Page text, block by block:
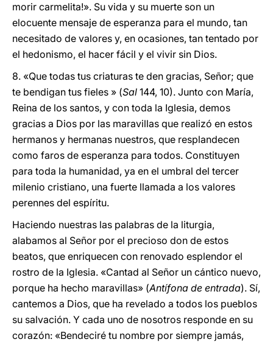
morir carmelita!». Su vida y su muerte son un
elocuente mensaje de esperanza para el mundo, tan
necesitado de valores y, en ocasiones, tan tentado por
el hedonismo, el hacer fácil y el vivir sin Dios.
8. «Que todas tus criaturas te den gracias, Señor; que
te bendigan tus fieles » (Sal 144, 10). Junto con María,
Reina de los santos, y con toda la Iglesia, demos
gracias a Dios por las maravillas que realizó en estos
hermanos y hermanas nuestros, que resplandecen
como faros de esperanza para todos. Constituyen
para toda la humanidad, ya en el umbral del tercer
milenio cristiano, una fuerte llamada a los valores
perennes del espíritu.
Haciendo nuestras las palabras de la liturgia,
alabamos al Señor por el precioso don de estos
beatos, que enriquecen con renovado esplendor el
rostro de la Iglesia. «Cantad al Señor un cántico nuevo,
porque ha hecho maravillas» (Antífona de entrada). Sí,
cantemos a Dios, que ha revelado a todos los pueblos
su salvación. Y cada uno de nosotros responde en su
corazón: «Bendeciré tu nombre por siempre jamás,